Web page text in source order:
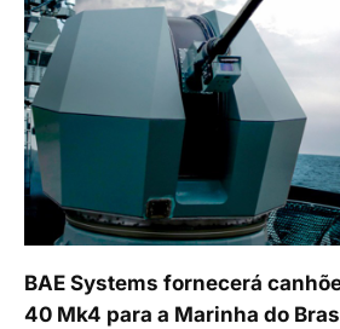
BAE Systems fornecerá
40 Mk4 para a Marinha do